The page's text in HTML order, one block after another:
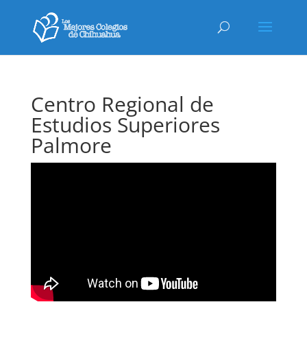
Centro Regional de
Estudios Superiores
Palmore